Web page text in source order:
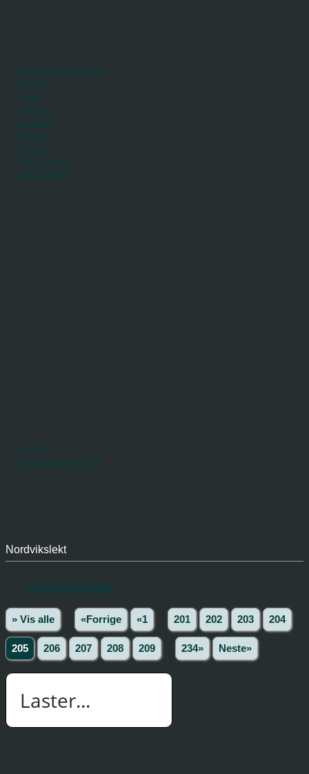
Databasestatistikk
Steder
Trær
Grener
Notater
Kilder
Arkiver
DNA tester
Bokmerker
English
*Norwegian-UTF8
Nordvikslekt
Gravsteiner
» Vis alle «Forrige «1 201 202 203 204
205 206 207 208 209 234» Neste»
Laster...